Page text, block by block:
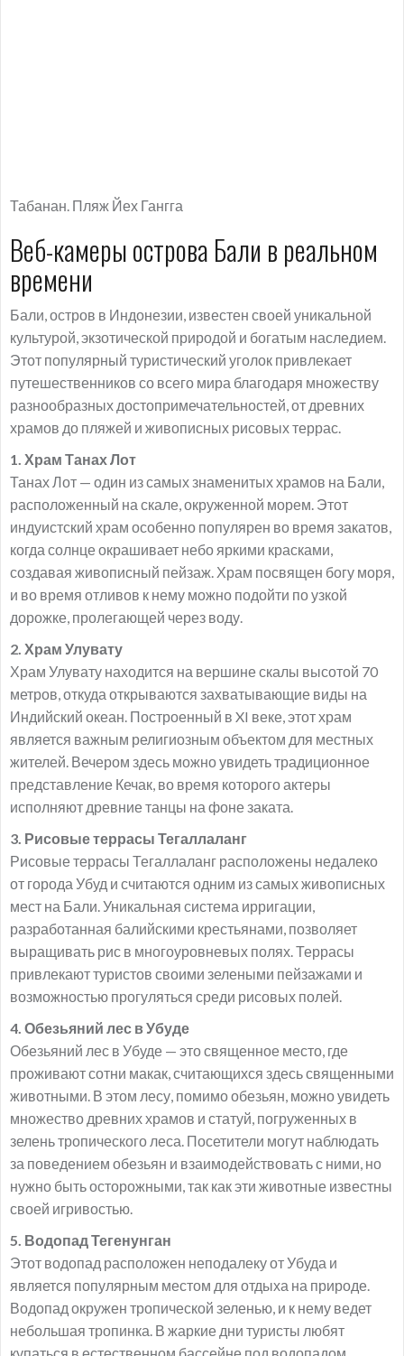
Табанан. Пляж Йех Гангга
Веб-камеры острова Бали в реальном
времени
Бали, остров в Индонезии, известен своей уникальной
культурой, экзотической природой и богатым наследием.
Этот популярный туристический уголок привлекает
путешественников со всего мира благодаря множеству
разнообразных достопримечательностей, от древних
храмов до пляжей и живописных рисовых террас.
1. Храм Танах Лот
Танах Лот — один из самых знаменитых храмов на Бали,
расположенный на скале, окруженной морем. Этот
индуистский храм особенно популярен во время закатов,
когда солнце окрашивает небо яркими красками,
создавая живописный пейзаж. Храм посвящен богу моря,
и во время отливов к нему можно подойти по узкой
дорожке, пролегающей через воду.
2. Храм Улувату
Храм Улувату находится на вершине скалы высотой 70
метров, откуда открываются захватывающие виды на
Индийский океан. Построенный в XI веке, этот храм
является важным религиозным объектом для местных
жителей. Вечером здесь можно увидеть традиционное
представление Кечак, во время которого актеры
исполняют древние танцы на фоне заката.
3. Рисовые террасы Тегаллаланг
Рисовые террасы Тегаллаланг расположены недалеко
от города Убуд и считаются одним из самых живописных
мест на Бали. Уникальная система ирригации,
разработанная балийскими крестьянами, позволяет
выращивать рис в многоуровневых полях. Террасы
привлекают туристов своими зелеными пейзажами и
возможностью прогуляться среди рисовых полей.
4. Обезьяний лес в Убуде
Обезьяний лес в Убуде — это священное место, где
проживают сотни макак, считающихся здесь священными
животными. В этом лесу, помимо обезьян, можно увидеть
множество древних храмов и статуй, погруженных в
зелень тропического леса. Посетители могут наблюдать
за поведением обезьян и взаимодействовать с ними, но
нужно быть осторожными, так как эти животные известны
своей игривостью.
5. Водопад Тегенунган
Этот водопад расположен неподалеку от Убуда и
является популярным местом для отдыха на природе.
Водопад окружен тропической зеленью, и к нему ведет
небольшая тропинка. В жаркие дни туристы любят